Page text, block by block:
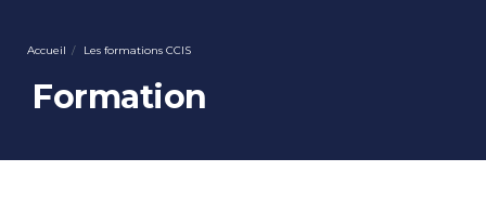
FORMATION
SERVICES À
L’ENTREPRISE
Accueil Les formations CCIS
Formation